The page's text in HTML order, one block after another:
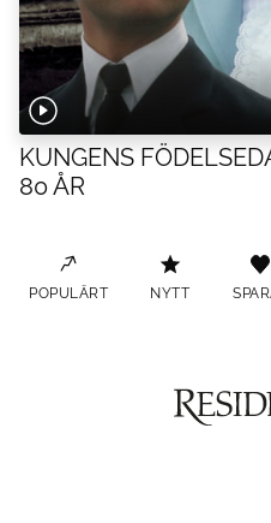
KUNGENS
80 ÅR
POPULÄRT NYTT